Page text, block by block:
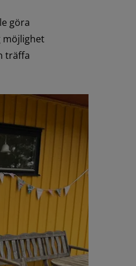
göra
möjlighet
träffa